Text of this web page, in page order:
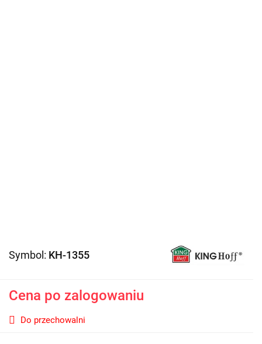
Symbol: KH-1355
Cena po zalogowaniu
Do przechowalni